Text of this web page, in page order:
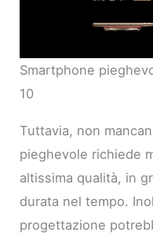
Smartphone
10
Tuttavia, non
pieghevole richiede
altissima qualità, in
durata nel tempo.
progettazione